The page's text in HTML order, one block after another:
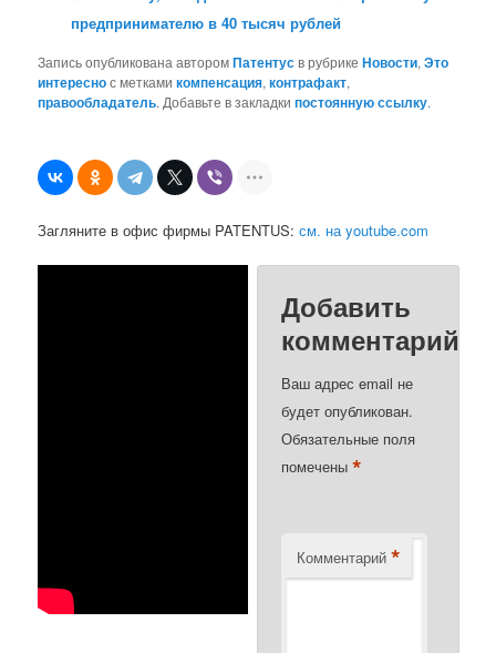
предпринимателю в 40 тысяч рублей
Запись опубликована авторомПатентусв рубрикеНовости,Это
интереснос меткамикомпенсация,контрафакт,
правообладатель. Добавьте в закладкипостоянную ссылку.
Загляните в офис фирмы PATENTUS:см. на youtube.com
Добавить
комментарий
Ваш адрес email не
будет опубликован.
Обязательные поля
помечены*
Комментарий *